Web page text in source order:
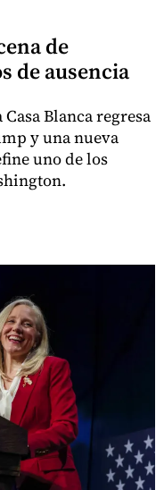
de
de ausencia
Blanca regresa
y una nueva
uno de los